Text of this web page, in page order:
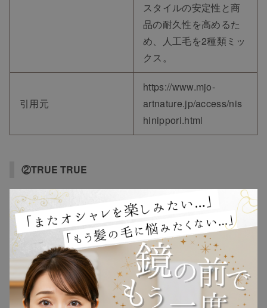
スタイルの安定性と商
品の耐久性を高めるた
め、人工毛を2種類ミッ
クス。
引用元
https://www.mjo-
artnature.jp/access/nis
hinippori.html
②TRUE TRUE